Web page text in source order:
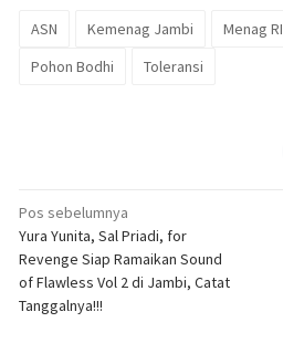
ASN Kemenag Jambi Menag RI
Pohon Bodhi
Toleransi
Navigasi
pos
Pos sebelumnya
Yura Yunita, Sal Priadi, for
Revenge Siap Ramaikan Sound
of Flawless Vol 2 di Jambi, Catat
Tanggalnya!!!